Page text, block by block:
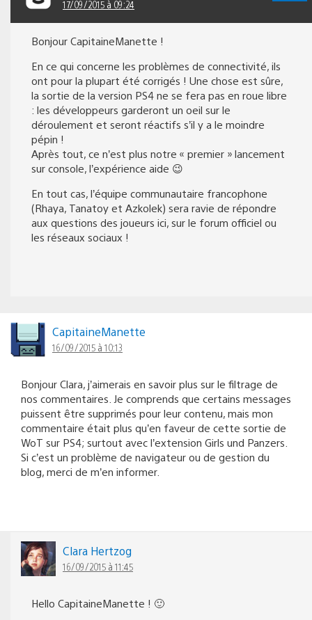
17/09/2015 à 09:24
Bonjour CapitaineManette !
En ce qui concerne les problèmes de connectivité, ils
ont pour la plupart été corrigés ! Une chose est sûre,
la sortie de la version PS4 ne se fera pas en roue libre
: les développeurs garderont un oeil sur le
déroulement et seront réactifs s’il y a le moindre
pépin !
Après tout, ce n’est plus notre « premier » lancement
sur console, l’expérience aide 😉
En tout cas, l’équipe communautaire francophone
(Rhaya, Tanatoy et Azkolek) sera ravie de répondre
aux questions des joueurs ici, sur le forum officiel ou
les réseaux sociaux !
CapitaineManette
16/09/2015 à 10:13
Bonjour Clara, j’aimerais en savoir plus sur le filtrage de
nos commentaires. Je comprends que certains messages
puissent être supprimés pour leur contenu, mais mon
commentaire était plus qu’en faveur de cette sortie de
WoT sur PS4; surtout avec l’extension Girls und Panzers.
Si c’est un problème de navigateur ou de gestion du
blog, merci de m’en informer.
Clara Hertzog
16/09/2015 à 11:45
Hello CapitaineManette ! 🙂